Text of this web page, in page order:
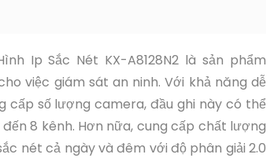
Ip Sắc Nét KX-A8128N2 là sản phẩm
việc giám sát an ninh. Với khả năng dễ
cấp số lượng camera, đầu ghi này có thể
8 kênh. Hơn nữa, cung cấp chất lượng
nét cả ngày và đêm với độ phân giải 2.0